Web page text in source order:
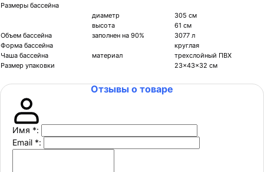
Размеры бассейна
диаметр
305 см
высота
61 см
Объем бассейна
заполнен на 90%
3077 л
Форма бассейна
круглая
Чаша бассейна
материал
трехслойный ПВХ
Размер упаковки
23x43x32 см
Отзывы о товаре
Имя *:
Email *: